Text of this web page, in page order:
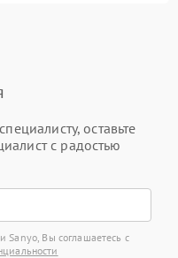
оставьте
с радостью
Sanyo, Вы соглашаетесь с